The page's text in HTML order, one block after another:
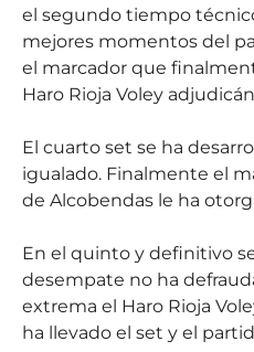
el segundo tiempo
mejores momentos del
el marcador que
Haro Rioja Voley
El cuarto set se ha
igualado. Finalmente el
de Alcobendas le ha
En el quinto y definitivo
desempate no ha
extrema el Haro Rioja
ha llevado el set y el